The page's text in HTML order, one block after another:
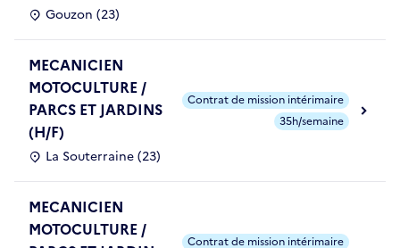
Gouzon (23)
MECANICIEN
MOTOCULTURE /
PARCS ET JARDINS
(H/F)
La Souterraine (23)
Contrat de mission intérimaire
35h/semaine
MECANICIEN
MOTOCULTURE /
Contrat de mission intérimaire